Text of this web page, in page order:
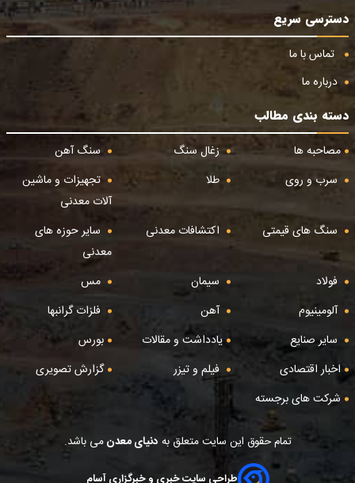
دسترسی سریع
تماس با ما
درباره ما
دسته بندی مطالب
مصاحبه ها
زغال سنگ
سنگ آهن
سرب و روی
طلا
تجهیزات و ماشین
آلات معدنی
سنگ های قیمتی
اکتشافات معدنی
سایر حوزه های
معدنی
فولاد
سیمان
مس
آلومینیوم
آهن
فلزات گرانبها
سایر صنایع
یادداشت و مقالات
بورس
اخبار اقتصادی
فیلم و تیزر
گزارش تصویری
شرکت های برجسته
تمام حقوق این سایت متعلق به دنیای معدنمی باشد.
طراحی سایت خبری و خبرگزاری آسام